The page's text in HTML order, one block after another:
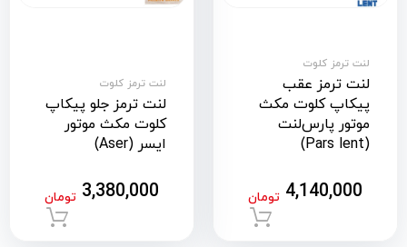
لنت ترمز کلوت
لنت ترمز عقب
پیکاپ کلوت مکث
موتور پارس‌لنت
(Pars lent)
4,140,000 تومان
لنت ترمز کلوت
لنت ترمز جلو پیکاپ
کلوت مکث موتور
ایسر (Aser)
3,380,000 تومان